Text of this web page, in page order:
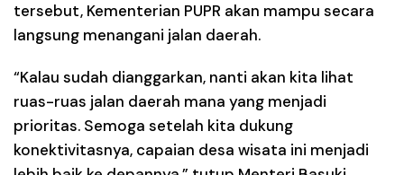
tersebut, Kementerian PUPR akan mampu secara
langsung menangani jalan daerah.
“Kalau sudah dianggarkan, nanti akan kita lihat
ruas-ruas jalan daerah mana yang menjadi
prioritas. Semoga setelah kita dukung
konektivitasnya, capaian desa wisata ini menjadi